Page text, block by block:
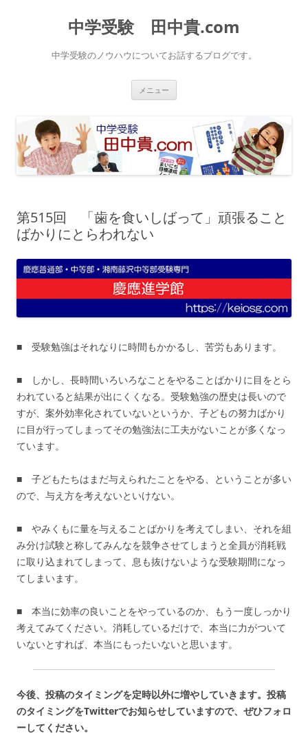
中学受験 田中貴.com
中学受験のノウハウについてお話するブログです。
メニュー
ス
キ
ッ
プ
第515回 「歯を食いしばって」頑張ること
ばかりにとらわれない
■ 受験勉強はそれなりに時間もかかるし、苦労もあります。
■ しかし、長時間いろいろなことをやることばかりに目をとら
われていると結果が出にくくなる。受験勉強の歴史は長いので
すが、案外効率化されていないというか、子どもの努力ばかり
に目が行ってしまってその勉強法に工夫がないことが多くなっ
ています。
■ 子どもたちはまだ与えられたことをやる、ということが多い
ので、与え方を考えないといけない。
■ やみくもに量を与えることばかりを考えてしまい、それを組
み分け試験と称してみんなを競争させてしまうと全員が消耗戦
に取り込まれてしまって、息も抜けないような受験期間になっ
てしまいます。
■ 本当に効率の良いことをやっているのか、もう一度しっかり
考えてみてください。消耗しているだけで、本当に力がついて
いないとすれば、本当にもったいないと思います。
今後、投稿のタイミングを定時以外に増やしていきます。投稿
のタイミングをTwitterでお知らせしていますので、ぜひフォロ
ーしてください。